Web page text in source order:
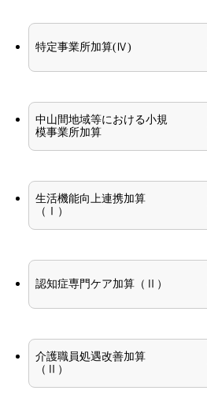
特定事業所加算(Ⅳ)
中山間地域等における小規
模事業所加算
生活機能向上連携加算
（Ⅰ）
認知症専門ケア加算（Ⅱ）
介護職員処遇改善加算
（Ⅱ）